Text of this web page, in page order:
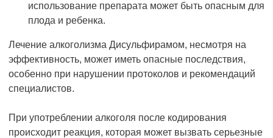
использование препарата может быть опасным для
плода и ребенка.
Лечение алкоголизма Дисульфирамом, несмотря на
эффективность, может иметь опасные последствия,
особенно при нарушении протоколов и рекомендаций
специалистов.
При употреблении алкоголя после кодирования
происходит реакция, которая может вызвать серьезные